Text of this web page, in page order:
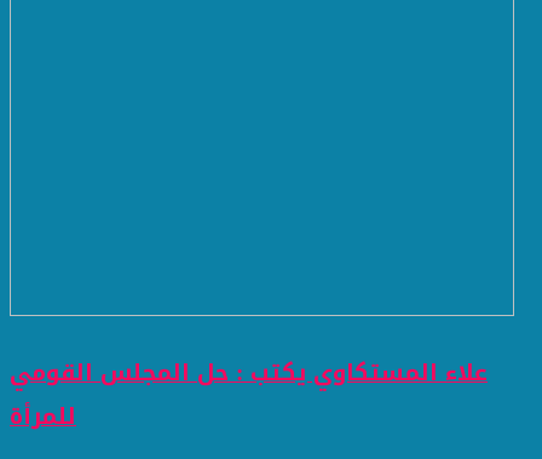
علاء المستكاوي يكتب : حل المجلس القومي
للمرأة